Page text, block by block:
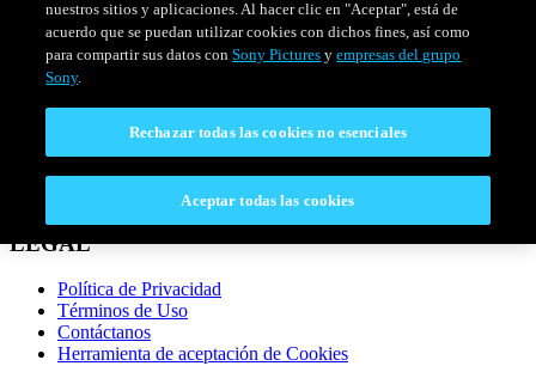
PELÍCULASSERIESHORARIO
Venezuela
CONECTAR
Contáctanos
Preguntas Frecuentes
LEGAL
Política de Privacidad
Términos de Uso
Contáctanos
Herramienta de aceptación de Cookies
nuestros sitios y aplicaciones. Al hacer clic en "Aceptar", está de
acuerdo que se puedan utilizar cookies con dichos fines, así como
para compartir sus datos conSony Pictures yempresas del grupo
Sony.
Rechazar todas las cookies no esenciales
Aceptar todas las cookies